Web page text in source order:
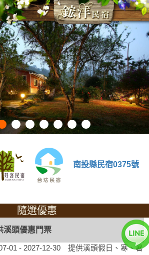
南投縣民宿0375號
隨選優惠
溪頭優惠門票
01 - 2027-12-30 提供溪頭假日、寒、暑